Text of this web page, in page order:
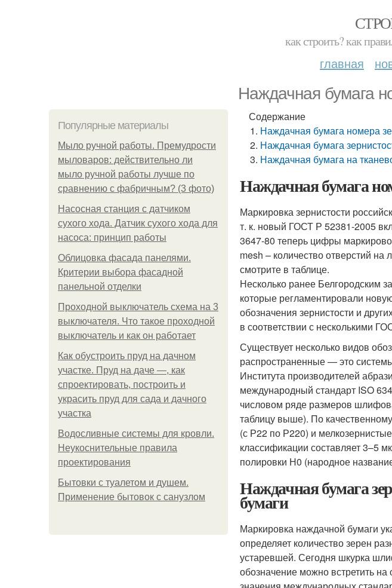
как строить? как
главная
Наждачная бумага
Популярные материалы
Мыло ручной работы. Премудрости
мыловаров: действительно ли
мыло ручной работы лучше по
сравнению с фабричным? (3 фото)
Насосная станция с датчиком
сухого хода. Датчик сухого хода для
насоса: принцип работы
Облицовка фасада панелями.
Критерии выбора фасадной
панельной отделки
Проходной выключатель схема на 3
выключателя. Что такое проходной
выключатель и как он работает
Как обустроить пруд на дачном
участке. Пруд на даче —, как
спроектировать, построить и
украсить пруд для сада и дачного
участка
Водосливные системы для кровли.
Неукоснительные правила
проектирования
Бытовки с туалетом и душем.
Применение бытовок с санузлом
Содержание
Наждачная бумага номера
Наждачная бумага
Наждачная бумага на
Наждачная бумага
Маркировка зернистости
т. к. новый ГОСТ Р 52381-2005
3647-80 теперь цифры
mesh – количество отверстий
смотрите в таблице.
Несколько ранее Белгородским
которые регламентировали
обозначения зернистости и
в соответствии с несколькими
Существует несколько видов
распространенные — это
Института производителей
международный стандарт ISO
числовом ряде размеров
таблицу выше). По
(с Р22 по Р220) и
классификации составляет 3–5
полировки Н0 (народное
Наждачная бумага
бумаги
Маркировка наждачной бумаги
определяет количество зерен
устаревшей. Сегодня шкурка
обозначение можно встретить